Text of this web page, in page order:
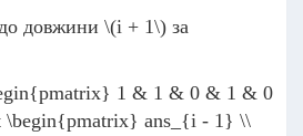
довжини \(i + 1\) за
1 & 1 & 0 & 1 & 0
ans_{i - 1} \\